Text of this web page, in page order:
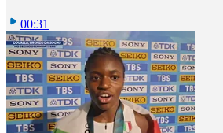
00:31